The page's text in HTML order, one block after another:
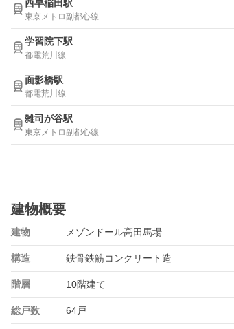
西早稲田駅
東京メトロ副都心線
学習院下駅
都電荒川線
面影橋駅
都電荒川線
雑司が谷駅
東京メトロ副都心線
建物概要
建物 メゾンドール高田馬場
構造 鉄骨鉄筋コンクリート造
階層 10階建て
総戸数 64戸